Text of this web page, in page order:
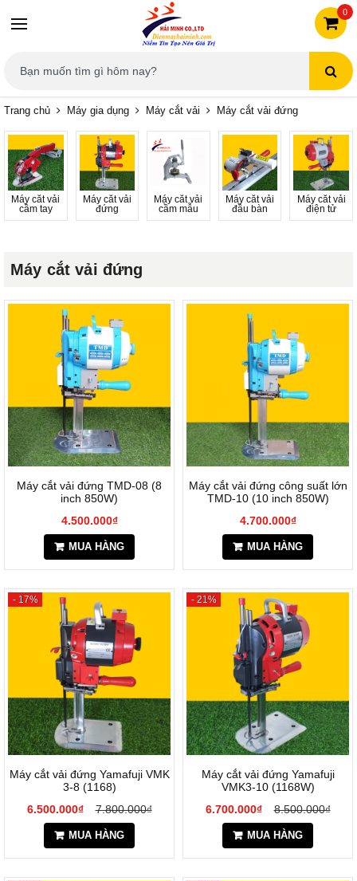
0
Trang chủ Máy gia dụng Máy cắt vải Máy cắt vải đứng
Máy cắt vải
cầm tay
Máy cắt vải
đứng
Máy cắt vải
cầm mẫu
Máy cắt vải
đầu bàn
Máy cắt vải
điện tử
Máy cắt vải đứng
Máy cắt vải đứng TMD-08 (8
inch 850W)
4.500.000₫
MUA HÀNG
Máy cắt vải đứng công suất lớn
TMD-10 (10 inch 850W)
4.700.000₫
MUA HÀNG
- 17%
Máy cắt vải đứng Yamafuji VMK
3-8 (1168)
6.500.000₫
7.800.000₫
MUA HÀNG
- 21%
Máy cắt vải đứng Yamafuji
VMK3-10 (1168W)
6.700.000₫
8.500.000₫
MUA HÀNG